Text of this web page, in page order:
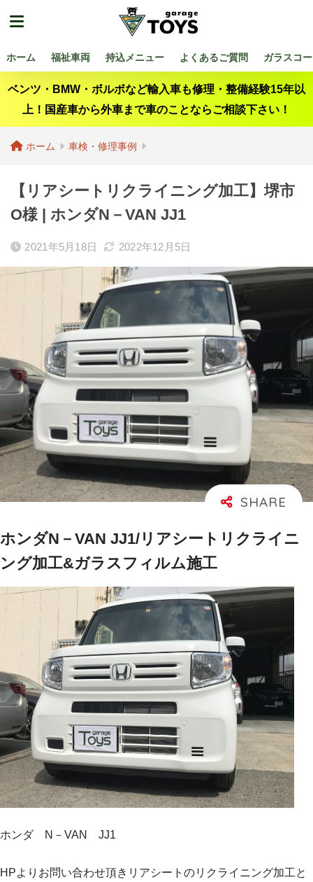
ホーム 福祉車両 持込メニュー よくあるご質問 ガラスコ
ベンツ・BMW・ボルボなど輸入車も修理・整備経験15年以
上！国産車から外車まで車のことならご相談下さい！
ホーム 車検・修理事例
【リアシートリクライニング加工】堺市
O様 | ホンダN－VAN JJ1
2021年5月18日 2022年12月5日
ホンダN－VAN JJ1/リアシートリクライニ
ング加工&ガラスフィルム施工
ホンダ N－VAN JJ1
HPよりお問い合わせ頂きリアシートのリクライニング加工と